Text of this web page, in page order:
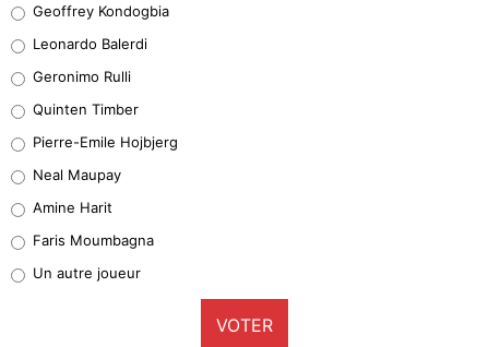
38%
32%
4%
1%
9%
Geoffrey Kondogbia
Leonardo Balerdi
Geronimo Rulli
Quinten Timber
Pierre-Emile Hojbjerg
Neal Maupay
Amine Harit
Faris Moumbagna
Un autre joueur
VOTER